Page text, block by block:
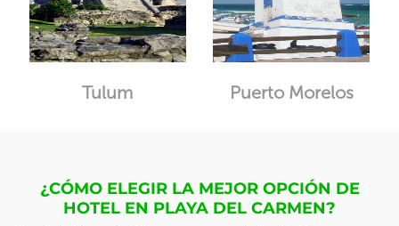
Tulum Puerto Morelos
¿CÓMO ELEGIR LA MEJOR OPCIÓN DE
HOTEL EN PLAYA DEL CARMEN?